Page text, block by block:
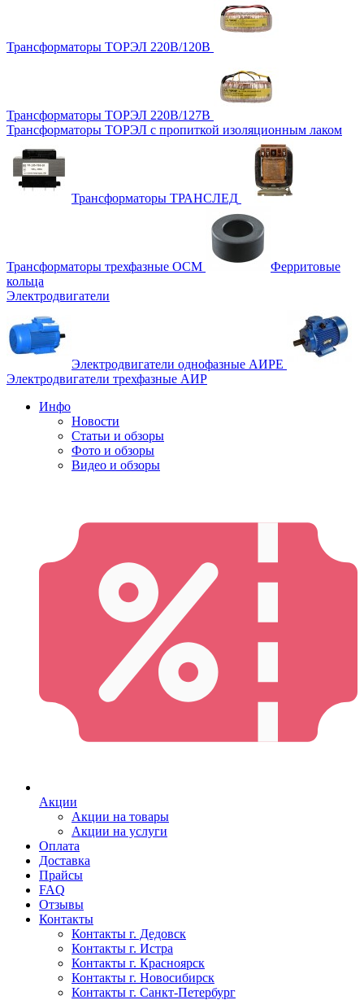
Трансформаторы ТОРЭЛ 220В/120В
Трансформаторы ТОРЭЛ 220В/127В
Трансформаторы ТОРЭЛ с пропиткой изоляционным лаком
Трансформаторы ТРАНСЛЕД
Трансформаторы трехфазные ОСМ
Ферритовые
кольца
Электродвигатели
Электродвигатели однофазные АИРЕ
Электродвигатели трехфазные АИР
Инфо
Новости
Статьи и обзоры
Фото и обзоры
Видео и обзоры
Акции
Акции на товары
Акции на услуги
Оплата
Доставка
Прайсы
FAQ
Отзывы
Контакты
Контакты г. Дедовск
Контакты г. Истра
Контакты г. Красноярск
Контакты г. Новосибирск
Контакты г. Санкт-Петербург